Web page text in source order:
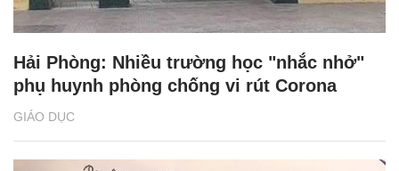
GIÁO DỤC
Hải Phòng: Nhiều trường học "nhắc nhở"
phụ huynh phòng chống vi rút Corona